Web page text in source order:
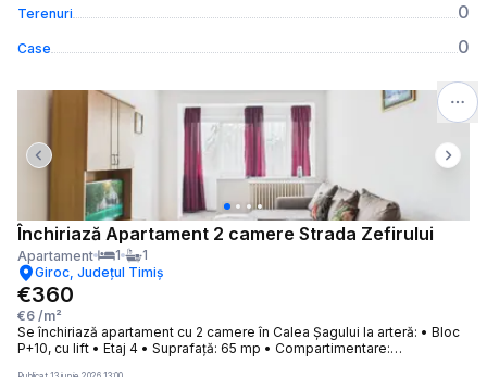
Terenuri 0
Case 0
Previous slide Next
Închiriază Apartament 2 camere Strada Zefirului
Apartament 1
1
Giroc, Județul Timiș
€360
€6 /m²
Se închiriază apartament cu 2 camere în Calea Șagului la arteră: • Bloc
P+10, cu lift • Etaj 4 • Suprafață: 65 mp • Compartimentare: